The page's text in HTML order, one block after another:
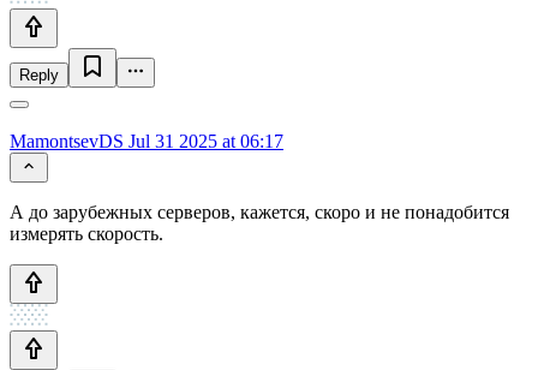
Reply
MamontsevDS Jul 31 2025 at 06:17
А до зарубежных серверов, кажется, скоро и не понадобится
измерять скорость.